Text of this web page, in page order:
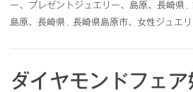
ー、プレゼントジュエリー、島原、長崎県
島原、長崎県
長崎県島原市、女性ジュエ
ダイヤモンドフェ